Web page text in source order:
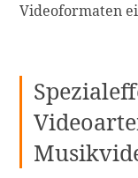
Videoformaten